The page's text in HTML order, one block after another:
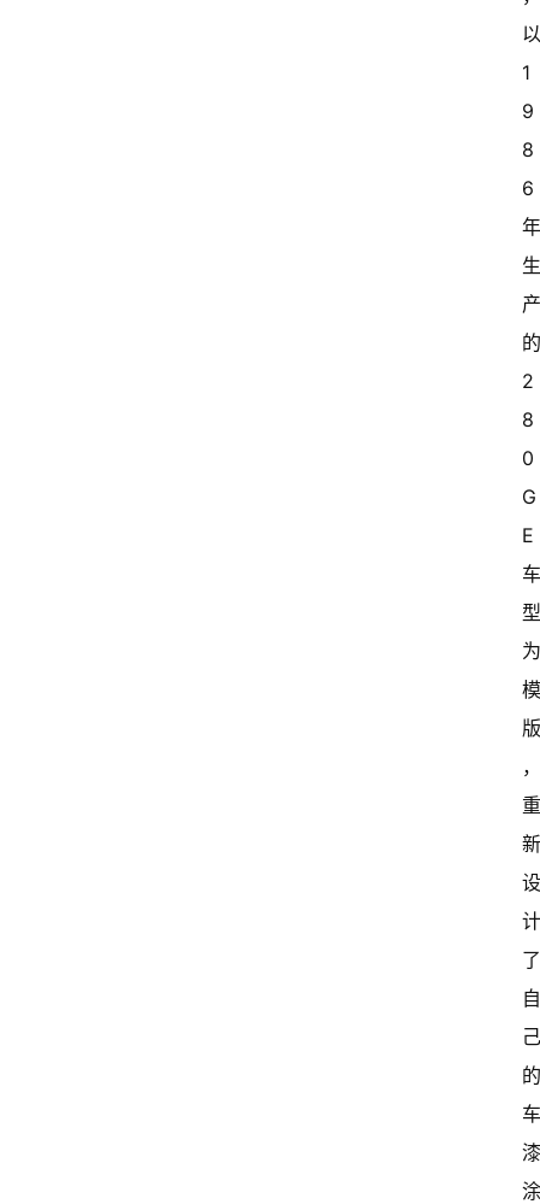
1
9
8
6
2
8
0
G
E